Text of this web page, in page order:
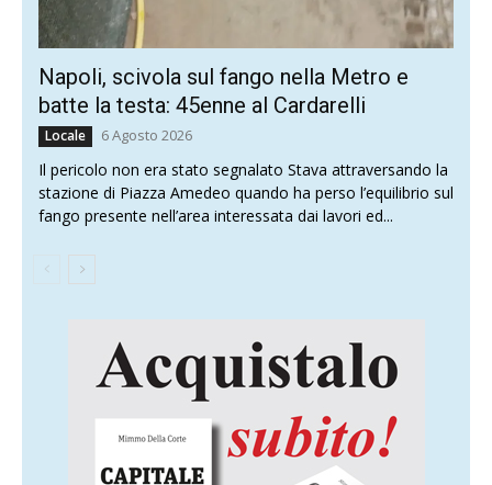
Napoli, scivola sul fango nella Metro e
batte la testa: 45enne al Cardarelli
Locale 6 Agosto 2026
Il pericolo non era stato segnalato Stava attraversando la
stazione di Piazza Amedeo quando ha perso l’equilibrio sul
fango presente nell’area interessata dai lavori ed...